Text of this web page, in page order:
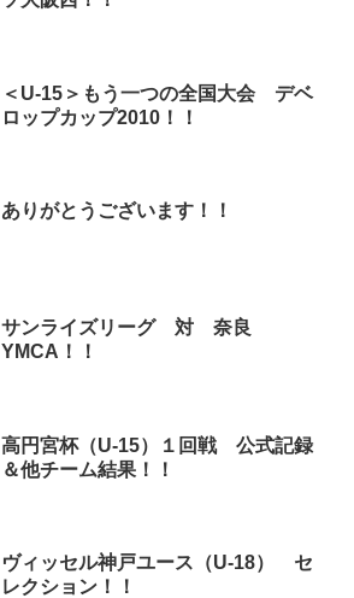
＜U-15＞もう一つの全国大会 デベ
ロップカップ2010！！
ありがとうございます！！
サンライズリーグ 対 奈良
YMCA！！
高円宮杯（U-15）１回戦 公式記録
＆他チーム結果！！
ヴィッセル神戸ユース（U-18） セ
レクション！！